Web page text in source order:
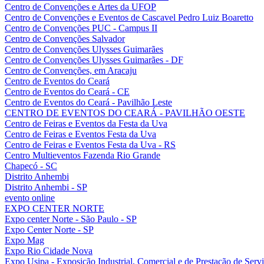
Centro de Convenções e Artes da UFOP
Centro de Convenções e Eventos de Cascavel Pedro Luiz Boaretto
Centro de Convenções PUC - Campus II
Centro de Convenções Salvador
Centro de Convenções Ulysses Guimarães
Centro de Convenções Ulysses Guimarães - DF
Centro de Convenções, em Aracaju
Centro de Eventos do Ceará
Centro de Eventos do Ceará - CE
Centro de Eventos do Ceará - Pavilhão Leste
CENTRO DE EVENTOS DO CEARÁ - PAVILHÃO OESTE
Centro de Feiras e Eventos da Festa da Uva
Centro de Feiras e Eventos Festa da Uva
Centro de Feiras e Eventos Festa da Uva - RS
Centro Multieventos Fazenda Rio Grande
Chapecó - SC
Distrito Anhembi
Distrito Anhembi - SP
evento online
EXPO CENTER NORTE
Expo center Norte - São Paulo - SP
Expo Center Norte - SP
Expo Mag
Expo Rio Cidade Nova
Expo Usipa - Exposição Industrial, Comercial e de Prestação de